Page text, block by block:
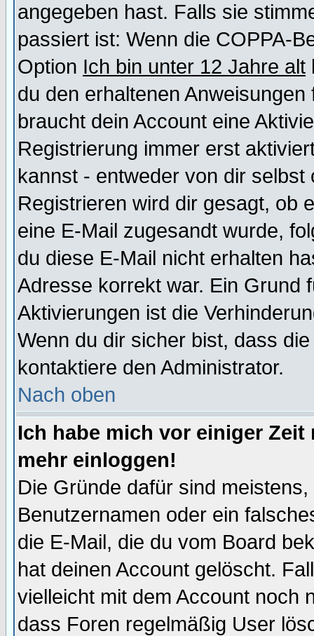
angegeben hast. Falls sie
passiert ist: Wenn die COPPA-
Option Ich bin unter 12 Jahre alt
du den erhaltenen
braucht dein Account eine
Registrierung immer erst
kannst - entweder von dir selbst
Registrieren wird dir gesagt, ob
eine E-Mail zugesandt wurde,
du diese E-Mail nicht erhalten
Adresse korrekt war. Ein Grund
Aktivierungen ist die
Wenn du dir sicher bist, dass
kontaktiere den Administrator.
Nach oben
Ich habe mich vor einiger
mehr einloggen!
Die Gründe dafür sind
Benutzernamen oder ein
die E-Mail, die du vom Board
hat deinen Account gelöscht.
vielleicht mit dem Account noch
dass Foren regelmäßig User